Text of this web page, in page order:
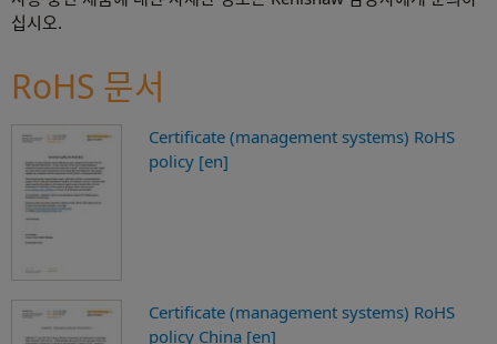
십시오.
RoHS 문서
Certificate (management systems) RoHS
policy [en]
Certificate (management systems) RoHS
policy China [en]